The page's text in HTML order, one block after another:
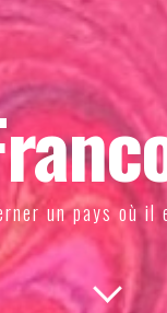
un pays où